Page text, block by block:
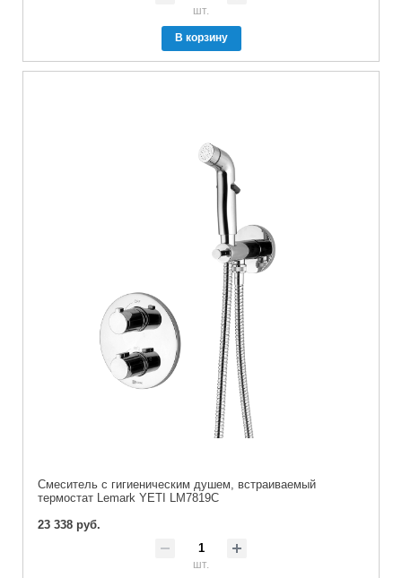
шт.
В корзину
Cмеситель с гигиеническим душем, встраиваемый
термостат Lemark YETI LM7819C
23 338 руб.
шт.